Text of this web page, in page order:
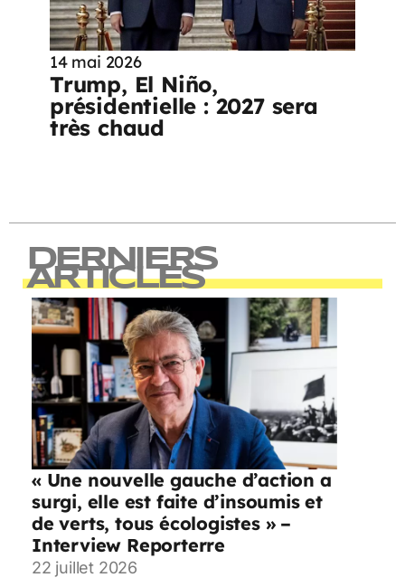
14 mai 2026
Trump, El Niño,
présidentielle : 2027 sera
très chaud
DERNIERS
ARTICLES
« Une nouvelle gauche d’action a
surgi, elle est faite d’insoumis et
de verts, tous écologistes » –
Interview Reporterre
22 juillet 2026